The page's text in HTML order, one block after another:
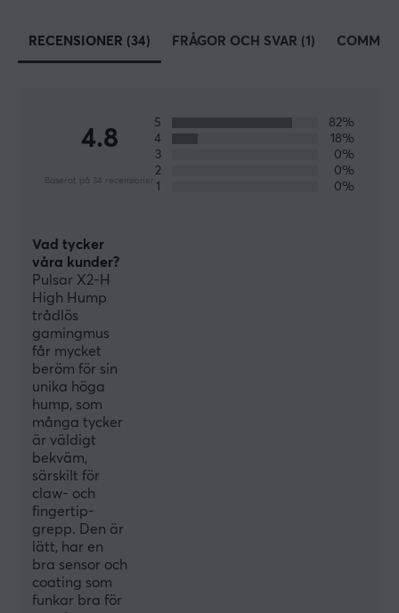
ANSLUTNING
Anslutning
PAW3395
Sensor
Optisk
Typ av brytare
Optical
DPI
26000 dpi
Max acceleration
50 G
Scrollhjul
Ja
Färg
Vit
RECENSIONER (34) FRÅGOR OCH SVAR (1)
4.8
Baserat på 34 recensioner
5
82%
4
18%
3
0%
2
0%
1
0%
Vad tycker
våra kunder?
Pulsar X2-H
High Hump
trådlös
gamingmus
får mycket
beröm för sin
unika höga
hump, som
många tycker
är väldigt
bekväm,
särskilt för
claw- och
fingertip-
grepp. Den är
lätt, har en
bra sensor och
coating som
funkar bra för